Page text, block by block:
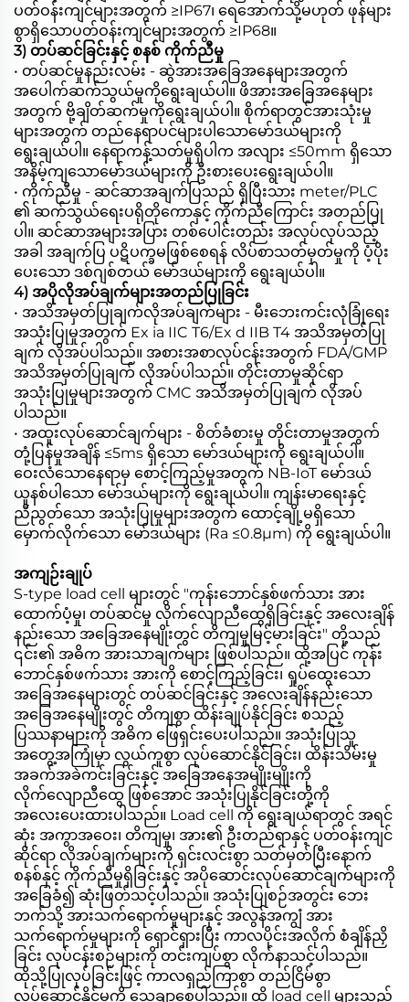
ပတ်ဝန်းကျင်များအတွက် ≥IP67၊ ရေအောက်သို့မဟုတ် ဖုန်များ
စွာရှိသောပတ်ဝန်းကျင်များအတွက် ≥IP68။
3) တပ်ဆင်ခြင်းနှင့် စနစ် ကိုက်ညီမှု
• တပ်ဆင်မှုနည်းလမ်း - ဆွဲအားအခြေအနေများအတွက်
အပေါက်ဆက်သွယ်မှုကိုရွေးချယ်ပါ။ ဖိအားအခြေအနေများ
အတွက် ဗို့ချိတ်ဆက်မှုကိုရွေးချယ်ပါ။ စိုက်ရာတွင်အားသုံးမှု
များအတွက် တည်နေရာပင်များပါသောမော်ဒယ်များကို
ရွေးချယ်ပါ။ နေရာကန့်သတ်မှုရှိပါက အလျား ≤50mm ရှိသော
အနိမ့်ကျသောမော်ဒယ်များကို ဦးစားပေးရွေးချယ်ပါ။
• ကိုက်ညီမှု - ဆင်ဆာအချက်ပြသည် ရှိပြီးသား meter/PLC
၏ ဆက်သွယ်ရေးပရိုတိုကောနှင့် ကိုက်ညီကြောင်း အတည်ပြု
ပါ။ ဆင်ဆာအများအပြား တစ်ပေါင်းတည်း အလုပ်လုပ်သည့်
အခါ အချက်ပြ ပဋိပက္ခမဖြစ်စေရန် လိပ်စာသတ်မှတ်မှုကို ပံ့ပိုး
ပေးသော ဒစ်ဂျစ်တယ် မော်ဒယ်များကို ရွေးချယ်ပါ။
4) အပိုလိုအပ်ချက်များအတည်ပြုခြင်း
• အသိအမှတ်ပြုချက်လိုအပ်ချက်များ - မီးဘေးကင်းလုံခြုံရေး
အသုံးပြုမှုအတွက် Ex ia IIC T6/Ex d IIB T4 အသိအမှတ်ပြု
ချက် လိုအပ်ပါသည်။ အစားအစာလုပ်ငန်းအတွက် FDA/GMP
အသိအမှတ်ပြုချက် လိုအပ်ပါသည်။ တိုင်းတာမှုဆိုင်ရာ
အသုံးပြုမှုများအတွက် CMC အသိအမှတ်ပြုချက် လိုအပ်
ပါသည်။
• အထူးလုပ်ဆောင်ချက်များ - စိတ်ခံစားမှု တိုင်းတာမှုအတွက်
တုံ့ပြန်မှုအချိန် ≤5ms ရှိသော မော်ဒယ်များကို ရွေးချယ်ပါ။
ဝေးလံသောနေရာမှ စောင့်ကြည့်မှုအတွက် NB-IoT မော်ဒယ်
ယူနစ်ပါသော မော်ဒယ်များကို ရွေးချယ်ပါ။ ကျန်းမာရေးနှင့်
ညီညွတ်သော အသုံးပြုမှုများအတွက် ထောင့်ချို့မရှိသော
မှောက်လိုက်သော မော်ဒယ်များ (Ra ≤0.8μm) ကို ရွေးချယ်ပါ။
အကျဉ်းချုပ်
S-type load cell များတွင် "ကုန်းဘောင်နှစ်ဖက်သား အား
ထောက်ပံ့မှု၊ တပ်ဆင်မှု လိုက်လျောညီထွေရှိခြင်းနှင့် အလေးချိန်
နည်းသော အခြေအနေမျိုးတွင် တိကျမှုမြင့်မားခြင်း" တို့သည်
၎င်း၏ အဓိက အားသာချက်များ ဖြစ်ပါသည်။ ထို့အပြင် ကုန်း
ဘောင်နှစ်ဖက်သား အားကို စောင့်ကြည့်ခြင်း၊ ရှုပ်ထွေးသော
အခြေအနေများတွင် တပ်ဆင်ခြင်းနှင့် အလေးချိန်နည်းသော
အခြေအနေမျိုးတွင် တိကျစွာ ထိန်းချုပ်နိုင်ခြင်း စသည့်
ပြဿနာများကို အဓိက ဖြေရှင်းပေးပါသည်။ အသုံးပြုသူ
အတွေ့အကြုံမှာ လွယ်ကူစွာ လုပ်ဆောင်နိုင်ခြင်း၊ ထိန်းသိမ်းမှု
အခက်အခဲကင်းခြင်းနှင့် အခြေအနေအမျိုးမျိုးကို
လိုက်လျောညီထွေ ဖြစ်အောင် အသုံးပြုနိုင်ခြင်းတို့ကို
အလေးပေးထားပါသည်။ Load cell ကို ရွေးချယ်ရာတွင် အရင်
ဆုံး အကွာအဝေး၊ တိကျမှု၊ အား၏ ဦးတည်ရာနှင့် ပတ်ဝန်းကျင်
ဆိုင်ရာ လိုအပ်ချက်များကို ရှင်းလင်းစွာ သတ်မှတ်ပြီးနောက်
စနစ်နှင့် ကိုက်ညီမှုရှိခြင်းနှင့် အပိုဆောင်းလုပ်ဆောင်ချက်များကို
အခြေခံ၍ ဆုံးဖြတ်သင့်ပါသည်။ အသုံးပြုစဉ်အတွင်း ဘေး
ဘက်သို့ အားသက်ရောက်မှုများနှင့် အလွန်အကျွံ အား
သက်ရောက်မှုများကို ရှောင်ရှားပြီး ကာလပိုင်းအလိုက် စံချိန်ညှိ
ခြင်း လုပ်ငန်းစဉ်များကို တင်းကျပ်စွာ လိုက်နာသင့်ပါသည်။
ထိုသို့ပြုလုပ်ခြင်းဖြင့် ကာလရှည်ကြာစွာ တည်ငြိမ်စွာ
လုပ်ဆောင်နိုင်မှုကို သေချာစေပါသည်။ ထို load cell များသည်